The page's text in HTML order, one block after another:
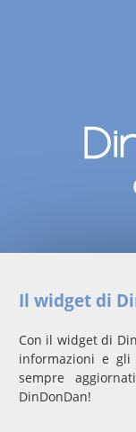
Il widget di
Con il widget di
informazioni e
sempre
DinDonDan!